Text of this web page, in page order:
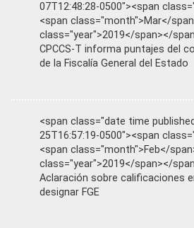
07T12:48:28-0500"><span
<span class="month">Mar</
class="year">2019</span></
CPCCS-T informa puntajes del
de la Fiscalía General del Estado
<span class="date time
25T16:57:19-0500"><span
<span class="month">Feb</
class="year">2019</span></
Aclaración sobre calificaciones
designar FGE